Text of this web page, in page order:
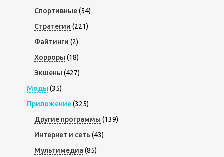
Спортивные(54)
Стратегии (221)
Файтинги (2)
Хорроры (18)
Экшены (427)
Моды (35)
Приложение(325)
Другие программы (139)
Интернет и сеть (43)
Мультимедиа (85)